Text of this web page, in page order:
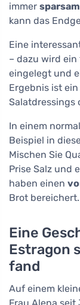
immer sparsam
kann das
Eine
– dazu wird
eingelegt und
Ergebnis ist
Salatdressings
In einem
Beispiel in
Mischen Sie
Prise Salz und
haben einen
Brot bereichert.
Eine
Estragon
fand
Auf einem